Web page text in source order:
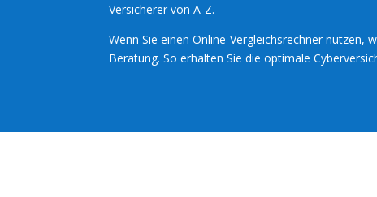
Versicherer von A-Z.
Wenn Sie einen Online-Vergleichsrechner nutzen,
Beratung. So erhalten Sie die optimale